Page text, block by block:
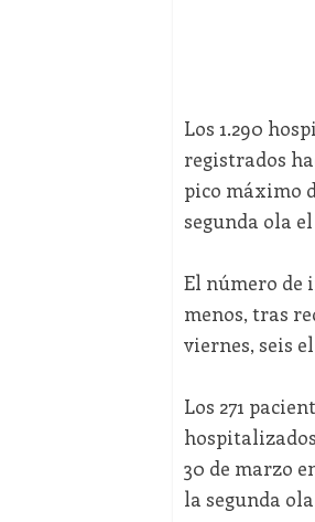
Los 1.290
registrados
pico máximo
segunda ola
El número de
menos, tras
viernes, seis
Los 271
30 de marzo
la segunda